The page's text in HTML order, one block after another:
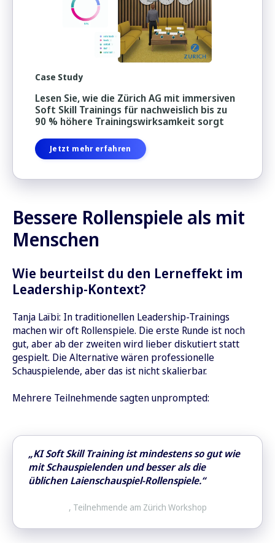
Case Study
Lesen Sie, wie die Zürich AG mit immersiven
Soft Skill Trainings für nachweislich bis zu
90 % höhere Trainingswirksamkeit sorgt
Jetzt mehr erfahren
Bessere Rollenspiele als mit
Menschen
Wie beurteilst du den Lerneffekt im
Leadership-Kontext?
Tanja Laïbi: In traditionellen Leadership-Trainings
machen wir oft Rollenspiele. Die erste Runde ist noch
gut, aber ab der zweiten wird lieber diskutiert statt
gespielt. Die Alternative wären professionelle
Schauspielende, aber das ist nicht skalierbar.
Mehrere Teilnehmende sagten unprompted:
„KI Soft Skill Training ist mindestens so gut wie
mit Schauspielenden und besser als die
üblichen Laienschauspiel-Rollenspiele.“
, Teilnehmende am Zürich Workshop